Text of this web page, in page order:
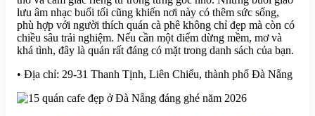
lưu âm nhạc buổi tối cũng khiến nơi này có thêm sức sống,
phù hợp với người thích quán cà phê không chỉ đẹp mà còn có
chiều sâu trải nghiệm. Nếu cần một điểm dừng mềm, mơ và
khá tình, đây là quán rất đáng có mặt trong danh sách của bạn.
• Địa chỉ: 29-31 Thanh Tịnh, Liên Chiểu, thành phố Đà Nẵng